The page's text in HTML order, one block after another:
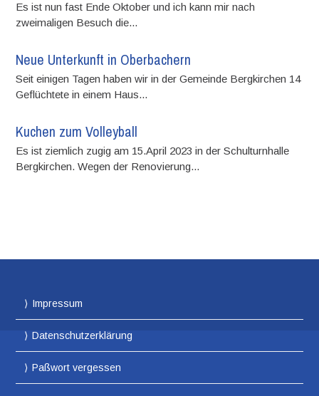
Es ist nun fast Ende Oktober und ich kann mir nach
zweimaligen Besuch die...
Neue Unterkunft in Oberbachern
Seit einigen Tagen haben wir in der Gemeinde Bergkirchen 14
Geflüchtete in einem Haus...
Kuchen zum Volleyball
Es ist ziemlich zugig am 15.April 2023 in der Schulturnhalle
Bergkirchen. Wegen der Renovierung...
Impressum
Datenschutzerklärung
Paßwort vergessen